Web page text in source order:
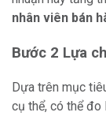
nhân viên bán
Bước 2 Lựa
Dựa trên mục
cụ thể, có thể